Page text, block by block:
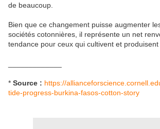
de beaucoup.
Bien que ce changement puisse augmenter
sociétés cotonnières, il représente un net
tendance pour ceux qui cultivent et produisent
* Source : https://
tide-progress-burkina-fasos-cotton-story